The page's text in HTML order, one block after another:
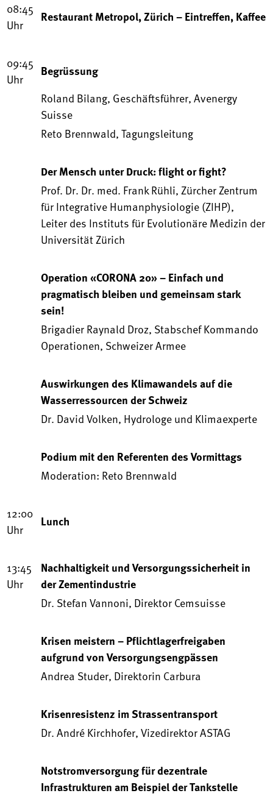
08:45
Uhr
Restaurant Metropol, Zürich – Eintreffen, Kaffee
09:45
Uhr
Begrüssung
Roland Bilang, Geschäftsführer, Avenergy
Suisse
Reto Brennwald, Tagungsleitung
Der Mensch unter Druck: flight or fight?
Prof. Dr. Dr. med. Frank Rühli, Zürcher Zentrum
für Integrative Humanphysiologie (ZIHP),
Leiter des Instituts für Evolutionäre Medizin der
Universität Zürich
Operation «CORONA 20» – Einfach und
pragmatisch bleiben und gemeinsam stark
sein!
Brigadier Raynald Droz, Stabschef Kommando
Operationen, Schweizer Armee
Auswirkungen des Klimawandels auf die
Wasserressourcen der Schweiz
Dr. David Volken, Hydrologe und Klimaexperte
Podium mit den Referenten des Vormittags
Moderation: Reto Brennwald
12:00
Uhr
Lunch
13:45
Uhr
Nachhaltigkeit und Versorgungssicherheit in
der Zementindustrie
Dr. Stefan Vannoni, Direktor Cemsuisse
Krisen meistern – Pflichtlagerfreigaben
aufgrund von Versorgungsengpässen
Andrea Studer, Direktorin Carbura
Krisenresistenz im Strassentransport
Dr. André Kirchhofer, Vizedirektor ASTAG
Notstromversorgung für dezentrale
Infrastrukturen am Beispiel der Tankstelle